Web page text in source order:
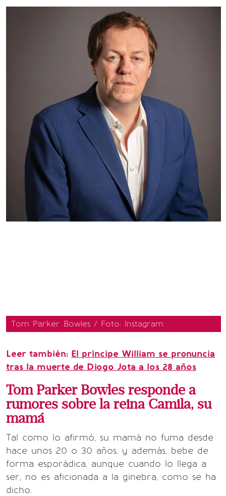
Tom Parker Bowles / Foto: Instagram
Leer también: El príncipe William se pronuncia
tras la muerte de Diogo Jota a los 28 años
Tom Parker Bowles responde a
rumores sobre la reina Camila, su
mamá
Tal como lo afirmó, su mamá no fuma desde
hace unos 20 o 30 años, y además, bebe de
forma esporádica, aunque cuando lo llega a
ser, no es aficionada a la ginebra, como se ha
dicho.